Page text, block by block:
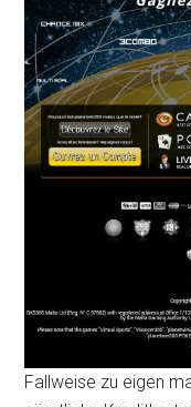
Fallweise zu eigen